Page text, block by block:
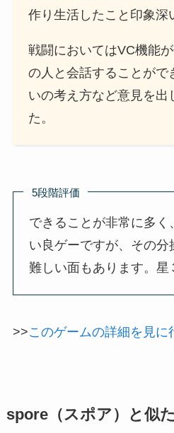
作り生活したこと印象深
戦闘においてはVC機能
の人と会話することがで
いの考え方など意見を出
た。
5段階評価
できることが非常に多く
い良ゲーですが、その分
難しい面もあります。星
>>このゲームの詳細を見に
spore（スポア）と似